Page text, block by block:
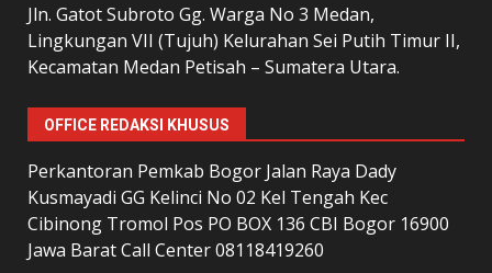
Jln. Gatot Subroto Gg. Warga No 3 Medan,
Lingkungan VII (Tujuh) Kelurahan Sei Putih Timur II,
Kecamatan Medan Petisah – Sumatera Utara.
OFFICE REDAKSI KHUSUS
Perkantoran Pemkab Bogor Jalan Raya Dady
Kusmayadi GG Kelinci No 02 Kel Tengah Kec
Cibinong Tromol Pos PO BOX 136 CBI Bogor 16900
Jawa Barat Call Center 08118419260